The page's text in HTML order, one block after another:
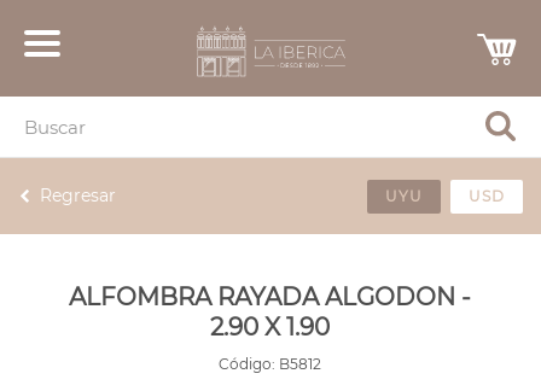
Regresar UYU USD
ALFOMBRA RAYADA ALGODON -
2.90 X 1.90
Código: B5812